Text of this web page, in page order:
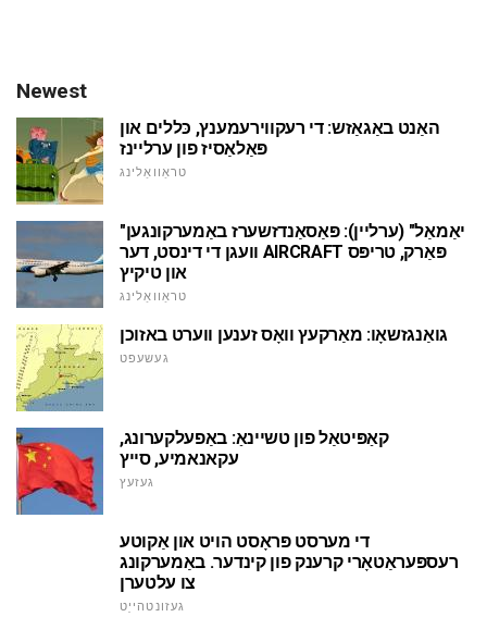
Newest
האַנט באַגאַזש: די רעקווירעמענץ, כּללים און
פּאַלאַסיז פון ערליינז
טראַוואַלינג
"יאַמאַל" (ערליין): פּאַסאַנדזשערז באַמערקונגען
וועגן די דינסט, דער AIRCRAFT פּאַרק, טריפּס
און טיקיץ
טראַוואַלינג
גואַנגזשאָו: מאַרקעץ וואָס זענען ווערט באזוכן
געשעפט
קאַפּיטאַל פון טשיינאַ: באַפעלקערונג,
עקאנאמיע, סייץ
געזעץ
די מערסט פּראָסט הויט און אַקוטע
רעספּעראַטאָרי קרענק פון קינדער. באַמערקונג
צו עלטערן
געזונטהייַט